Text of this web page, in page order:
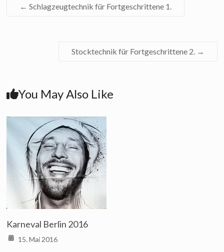
← Schlagzeugtechnik für Fortgeschrittene 1.
Stocktechnik für Fortgeschrittene 2. →
You May Also Like
Karneval Berlin 2016
15. Mai 2016